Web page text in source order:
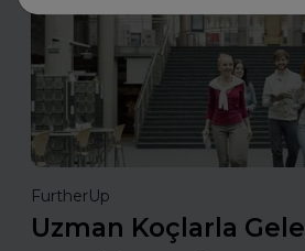
FurtherUp
Uzman Koçlarla